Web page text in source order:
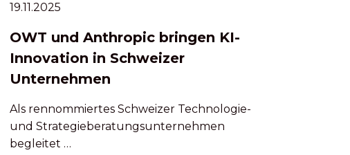
19.11.2025
OWT und Anthropic bringen KI-
Innovation in Schweizer
Unternehmen
Als rennommiertes Schweizer Technologie-
und Strategieberatungsunternehmen
begleitet …